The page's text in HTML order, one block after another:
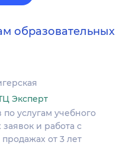
образовательных
Эксперт
услугам учебного
и работа с
от 3 лет